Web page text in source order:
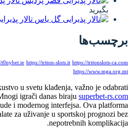
بگیرید
تالار
برچسب‌ها
t0nybet.ie https://triton-slots.it https://tritonslots-ca.com
https://www.mga.org.mt
u svetu klađenja, važno je odabrati
igrači danas biraju superbet-rs.com
i modernog interfejsa. Ova platforma
za uživanje u sportskoj prognozi bez
nepotrebnih komplikacija.